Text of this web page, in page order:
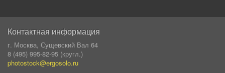
Контактная информация
г. Москва, Сущевский Вал 64
8 (495) 995-82-95 (кругл.)
photostock@ergosolo.ru